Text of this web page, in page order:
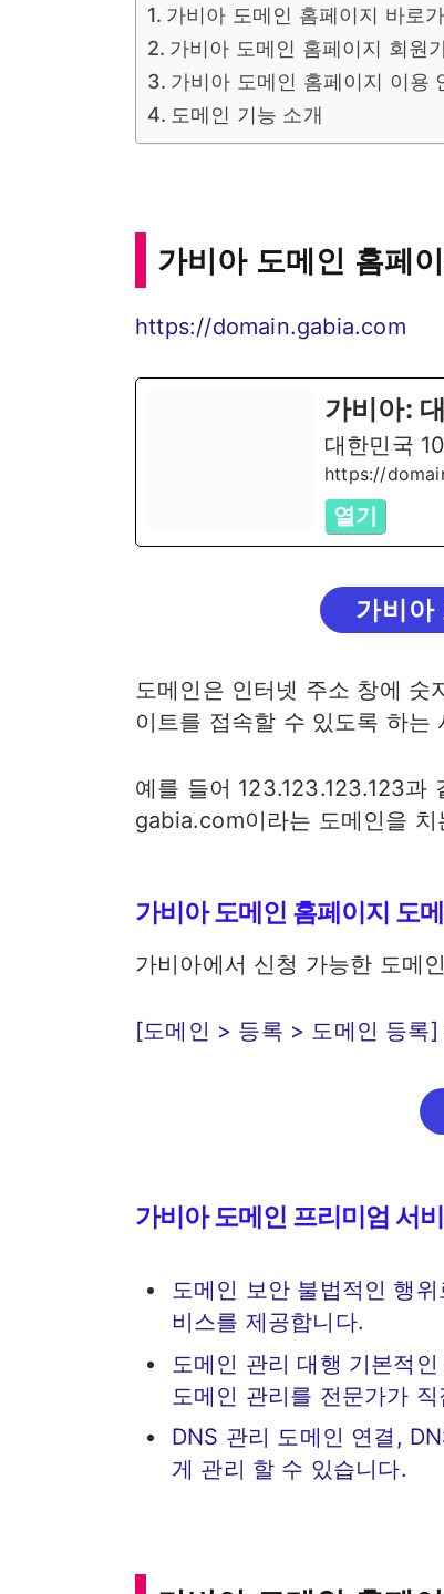
가비아 도메인 홈페이지 바로
가비아 도메인 홈페이지 회원
가비아 도메인 홈페이지 이용
도메인 기능 소개
가비아 도메인 홈페
https://domain.gabia.com
가비아:
대한민국
https://
열기
가비아
도메인은 인터넷 주소 창에 숫
이트를 접속할 수 있도록 하는
예를 들어 123.123.123.123과
gabia.com이라는 도메인을
가비아 도메인 홈페이지 도
가비아에서 신청 가능한 도메
[도메인 > 등록 > 도메인 등록]
가비아 도메인 프리미엄 서
도메인 보안 불법적인 행
비스를 제공합니다.
도메인 관리 대행 기본적
도메인 관리를 전문가가
DNS 관리 도메인 연결,
게 관리 할 수 있습니다.